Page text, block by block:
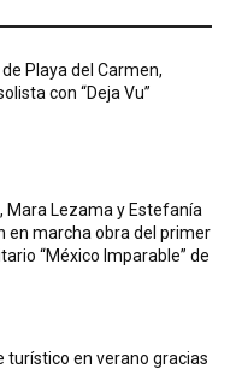
Playa del Carmen,
con “Deja Vu”
Mara Lezama y Estefanía
en marcha obra del primer
“México Imparable” de
turístico en verano gracias